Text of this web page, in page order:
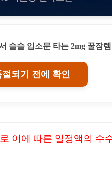
슬슬 입소문 타는 2mg 꿀잠템
절되기 전에 확인
이에 따른 일정액의 수